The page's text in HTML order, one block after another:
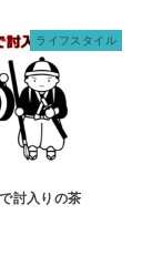
ライフスタイル
討入りの茶